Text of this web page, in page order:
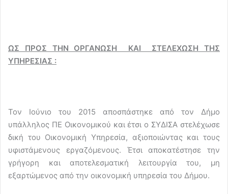
ΩΣ ΠΡΟΣ ΤΗΝ ΟΡΓΑΝΩΣΗ ΚΑΙ ΣΤΕΛΕΧΩΣΗ ΤΗΣ
ΥΠΗΡΕΣΙΑΣ :
Τον Ιούνιο του 2015 αποσπάστηκε από τον Δήμο
υπάλληλος ΠΕ Οικονομικού και έτσι ο ΣΥΔΙΣΑ στελέχωσε
δική του Οικονομική Υπηρεσία, αξιοποιώντας και τους
υφιστάμενους εργαζόμενους. Έτσι αποκατέστησε την
γρήγορη και αποτελεσματική λειτουργία του, μη
εξαρτώμενος από την οικονομική υπηρεσία του Δήμου.